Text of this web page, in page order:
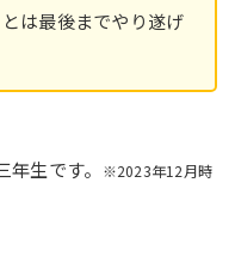
は最後までやり遂げ
生です。
※2023年12月時